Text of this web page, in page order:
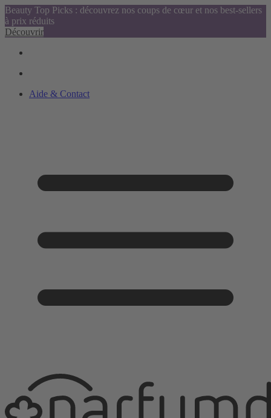
Beauty Top Picks : découvrez nos coups de cœur et nos best-sellers
à prix réduits
Découvrir
Aide & Contact